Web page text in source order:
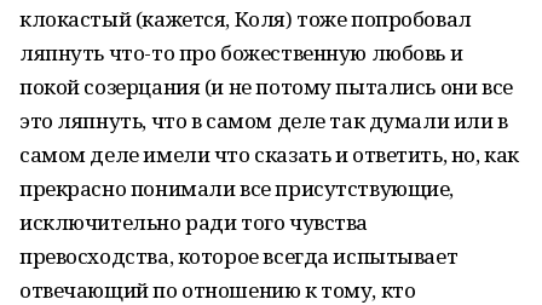
клокастый (кажется, Коля) тоже попробовал
ляпнуть что-то про божественную любовь и
покой созерцания (и не потому пытались они все
это ляпнуть, что в самом деле так думали или в
самом деле имели что сказать и ответить, но, как
прекрасно понимали все присутствующие,
исключительно ради того чувства
превосходства, которое всегда испытывает
отвечающий по отношению к тому, кто